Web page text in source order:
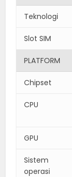
Teknologi
Slot SIM
PLATFORM
Chipset
CPU
GPU
Sistem
operasi